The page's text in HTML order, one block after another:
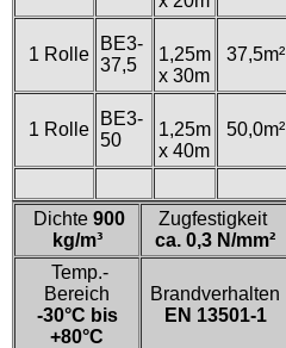
1 Rolle
BE3-
37,5
1,25m
x 30m
37,5m²
1 Rolle
BE3-
50
1,25m
x 40m
50,0m²
Dichte 900
kg/m³
Zugfestigkeit
ca. 0,3 N/mm²
Temp.-
Bereich
-30°C bis
+80°C
Brandverhalten
EN 13501-1